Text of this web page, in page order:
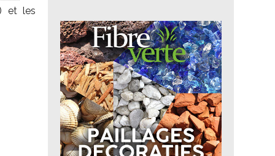
et les